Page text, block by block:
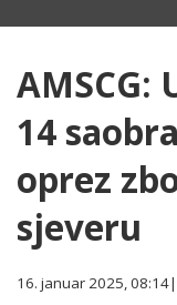
AMSCG:
14
oprez
sjeveru
16. januar 2025, 08:14